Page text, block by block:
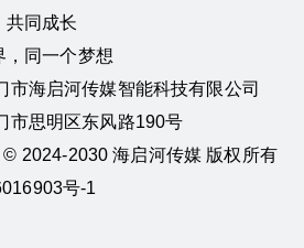
共同成长
，同一个梦想
市海启河传媒智能科技有限公司
市思明区东风路190号
2024-2030 海启河传媒 版权所有
号-1